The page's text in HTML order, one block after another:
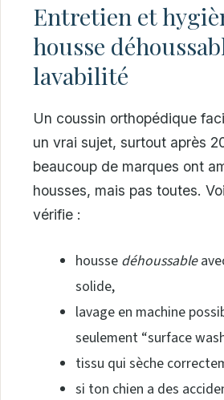
Entretien et
housse
lavabilité
Un coussin orthopédique
un vrai sujet, surtout après
beaucoup de marques ont
housses, mais pas toutes.
vérifie :
housse déhoussable
solide,
lavage en machine
seulement “surface
tissu qui sèche
si ton chien a des